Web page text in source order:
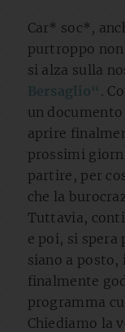
Car* soc*,
purtroppo non
si alza sulla
Bersaglio“ .
un
aprire
prossimi
partire, per
che la
Tuttavia,
e poi, si
siano a posto,
finalmente
programma
Chiediamo la